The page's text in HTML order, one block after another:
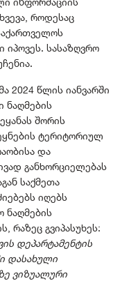
როდესაც
სასაზღვრო
2024 წლის იანვარში
ნაღმების
შორის
ტერიტორიულ
და
განხორციელებას
საქმეთა
იღებს
ნაღმების
რაზეც გვიპასუხეს:
დეპარტამენტის
დასახული
ვიზუალური